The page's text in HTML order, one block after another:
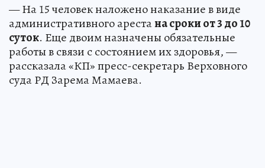
— На 15 человек наложено наказание в виде
административного арестана сроки от 3 до 10
суток. Еще двоим назначены обязательные
работы в связи с состоянием их здоровья, —
рассказала «КП» пресс-секретарь Верховного
суда РД Зарема Мамаева.